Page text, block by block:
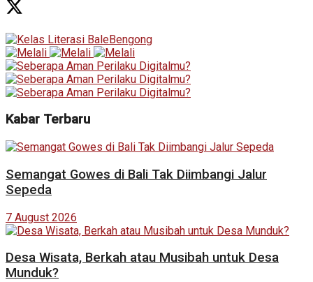
Kabar Terbaru
Semangat Gowes di Bali Tak Diimbangi Jalur
Sepeda
7 August 2026
Desa Wisata, Berkah atau Musibah untuk Desa
Munduk?